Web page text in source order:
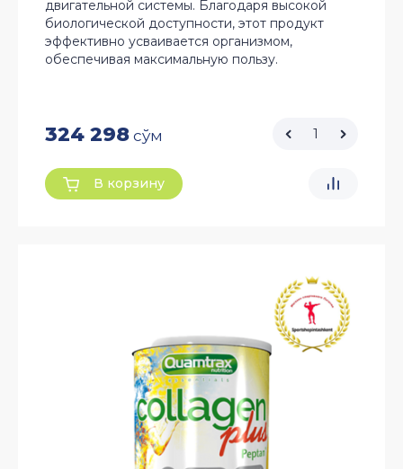
двигательной системы. Благодаря высокой
биологической доступности, этот продукт
эффективно усваивается организмом,
обеспечивая максимальную пользу.
324 298 сўм
В корзину